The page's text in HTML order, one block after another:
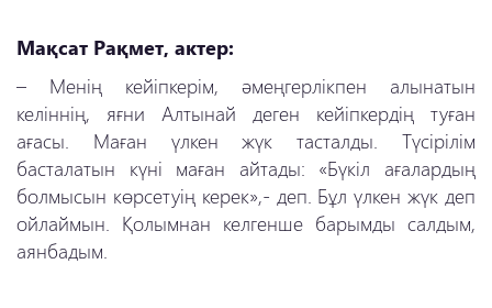
Мақсат Рақмет, актер:
–
Менің кейіпкерім, әмеңгерлікпен алынатын
келіннің, яғни Алтынай деген кейіпкердің туған
ағасы. Маған үлкен жүк тасталды. Түсірілім
басталатын күні маған айтады: «Бүкіл ағалардың
болмысын көрсетуің керек»,- деп. Бұл үлкен жүк деп
ойлаймын. Қолымнан келгенше барымды салдым,
аянбадым.